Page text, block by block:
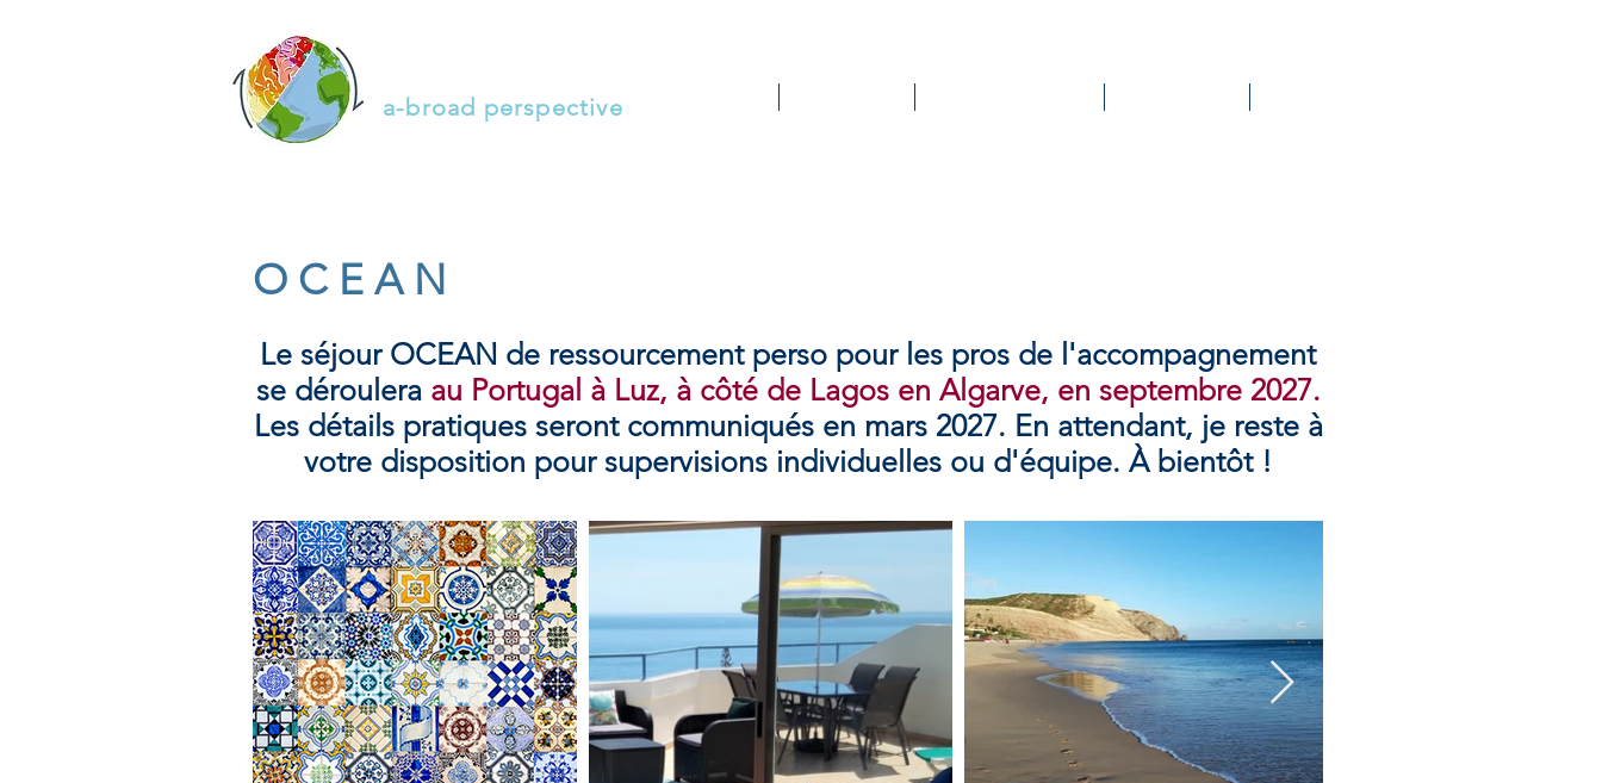
a-broad perspective
O C E A N
Le séjour OCEAN de ressourcement perso pour les pros de l'accompagnement
se dérouleraau Portugal à Luz, à côté de Lagos en Algarve, en septembre 2027.
Les détails pratiques seront communiqués en mars 2027. En attendant, je reste à
votre disposition pour supervisions individuelles ou d'équipe. À bientôt !